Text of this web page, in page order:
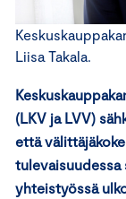
Liisa Takala.
(LKV ja LVV)
että
yhteistyössä